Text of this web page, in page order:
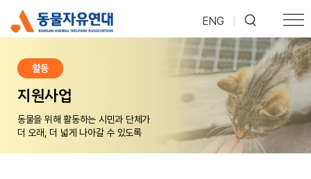
ENG
활동
지원사업
동물을 위해 활동하는 시민과 단체가
더 오래, 더 넓게 나아갈 수 있도록